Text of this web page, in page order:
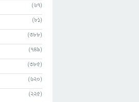
(67)
(81)
(388)
(749)
(385)
(620)
(225)